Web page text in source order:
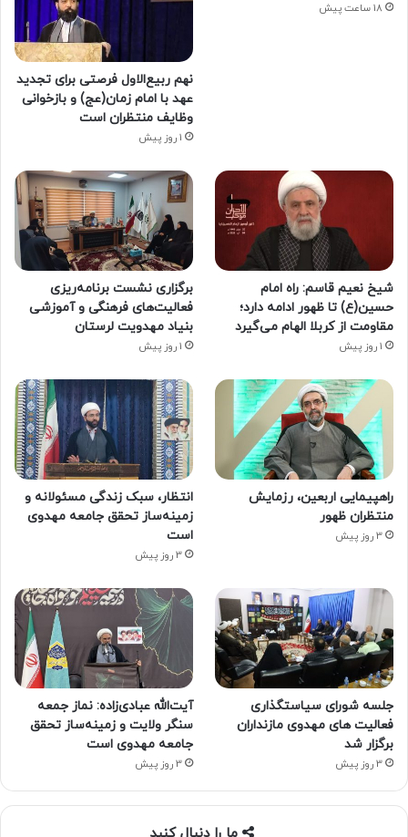
18 ساعت پیش
نهم ربیع‌الاول فرصتی برای تجدید
عهد با امام زمان(عج) و بازخوانی
وظایف منتظران است
1 روز پیش
شیخ نعیم قاسم: راه امام
حسین(ع) تا ظهور ادامه دارد؛
مقاومت از کربلا الهام می‌گیرد
1 روز پیش
برگزاری نشست برنامه‌ریزی
فعالیت‌های فرهنگی و آموزشی
بنیاد مهدویت لرستان
1 روز پیش
راهپیمایی اربعین، رزمایش
منتظران ظهور
3 روز پیش
انتظار، سبک زندگی مسئولانه و
زمینه‌ساز تحقق جامعه مهدوی
است
3 روز پیش
جلسه شورای سیاستگذاری
فعالیت های مهدوی مازنداران
برگزار شد
3 روز پیش
آیت‌الله عبادی‌زاده: نماز جمعه
سنگر ولایت و زمینه‌ساز تحقق
جامعه مهدوی است
3 روز پیش